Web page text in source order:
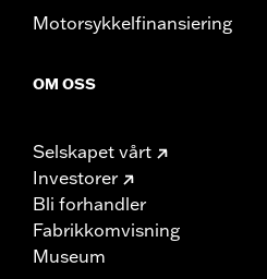
Motorsykkelfinansiering
OM OSS
Selskapet vårt
Investorer
Bli forhandler
Fabrikkomvisning
Museum